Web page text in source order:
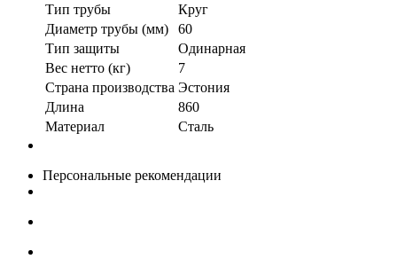
Тип трубы
Круг
Диаметр трубы (мм)
60
Тип защиты
Одинарная
Вес нетто (кг)
7
Страна производства Эстония
Длина
860
Материал
Сталь
Персональные рекомендации